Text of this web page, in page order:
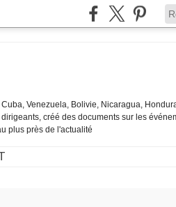
Venezuela, Bolivie, Nicaragua,
créé des documents sur les
plus près de l'actualité